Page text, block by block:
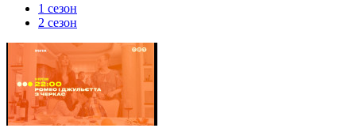
1 сезон
2 сезон